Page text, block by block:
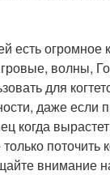
огромное
волны,
для
даже если
когда
поточить